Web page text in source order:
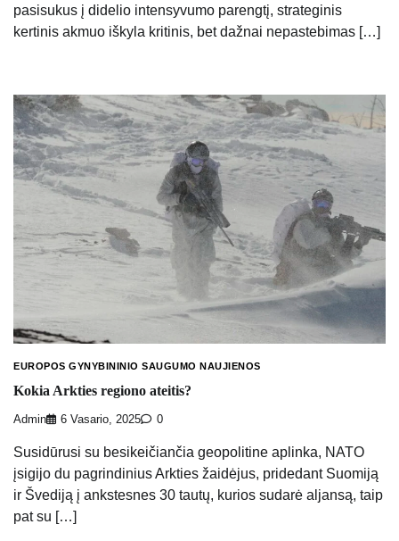
pasisukus į didelio intensyvumo parengtį, strateginis
kertinis akmuo iškyla kritinis, bet dažnai nepastebimas […]
EUROPOS GYNYBININIO SAUGUMO NAUJIENOS
Kokia Arkties regiono ateitis?
Admin 6 Vasario, 2025 0
Susidūrusi su besikeičiančia geopolitine aplinka, NATO
įsigijo du pagrindinius Arkties žaidėjus, pridedant Suomiją
ir Švediją į ankstesnes 30 tautų, kurios sudarė aljansą, taip
pat su […]